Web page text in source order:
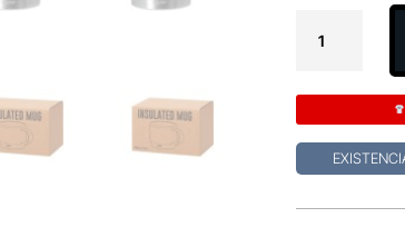
Blakent